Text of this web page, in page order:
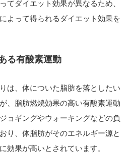
てダイエット効果が異なるため、
よって得られるダイエット効果を
る有酸素運動
は、体についた脂肪を落としたい
、脂肪燃焼効果の高い有酸素運動
ョギングやウォーキングなどの負
り、 体脂肪がそのエネルギー源と
効果が高いとされています。